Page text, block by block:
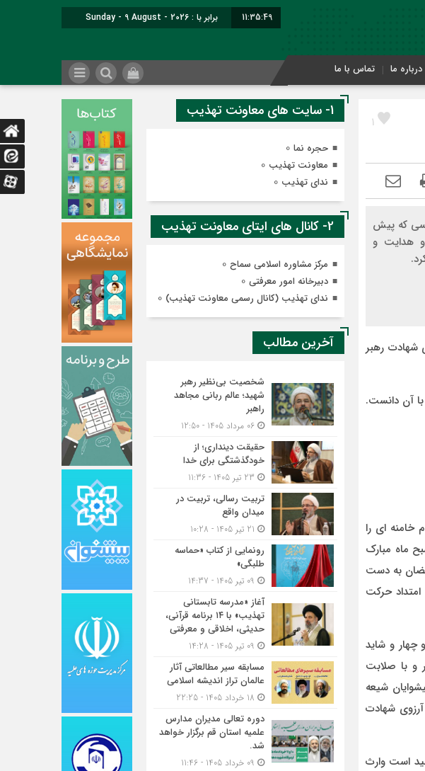
11:35:50 برابر با : Sunday - 9 August - 2026
درباره ما تماس با ما
1
که پیش
هدایت و
شهادت رهبر
آن دانست.
خامنه ای را
ماه مبارک
به دست
حرکت
چهار و شاید
و با صلابت
شیعه
شهادت
است وارث
1- سایت های معاونت تهذیب
حجره نما
معاونت تهذیب
ندای تهذیب
2- کانال های ایتای معاونت تهذیب
مرکز مشاوره اسلامی سماح
دبیرخانه امور معرفتی
ندای تهذیب (کانال رسمی معاونت تهذیب)
آخرین مطالب
شخصیت بی‌نظیر رهبر
شهید؛ عالم ربانی مجاهد
راهبر
حقیقت دینداری؛ از
خودگذشتگی برای خدا
تربیت رسالی، تربیت در
میدان واقع
رونمایی از کتاب «حماسه
طلبگی»
آغاز «مدرسه تابستانی
تهذیب» با ۱۴ برنامه قرآنی،
حدیثی، اخلاقی و معرفتی
مسابقه سیر مطالعاتی آثار
عالمان تراز اندیشه اسلامی
دوره تعالی مدیران مدارس
علمیه استان قم برگزار خواهد
شد.